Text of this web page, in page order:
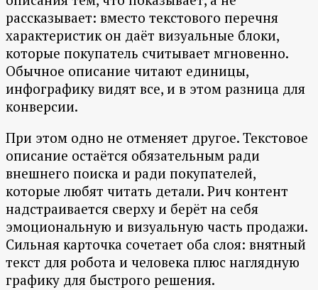
рассказывает: вместо текстового перечня
характеристик он даёт визуальные блоки,
которые покупатель считывает мгновенно.
Обычное описание читают единицы,
инфографику видят все, и в этом разница для
конверсии.
При этом одно не отменяет другое. Текстовое
описание остаётся обязательным ради
внешнего поиска и ради покупателей,
которые любят читать детали. Рич контент
надстраивается сверху и берёт на себя
эмоциональную и визуальную часть продажи.
Сильная карточка сочетает оба слоя: внятный
текст для робота и человека плюс наглядную
графику для быстрого решения.